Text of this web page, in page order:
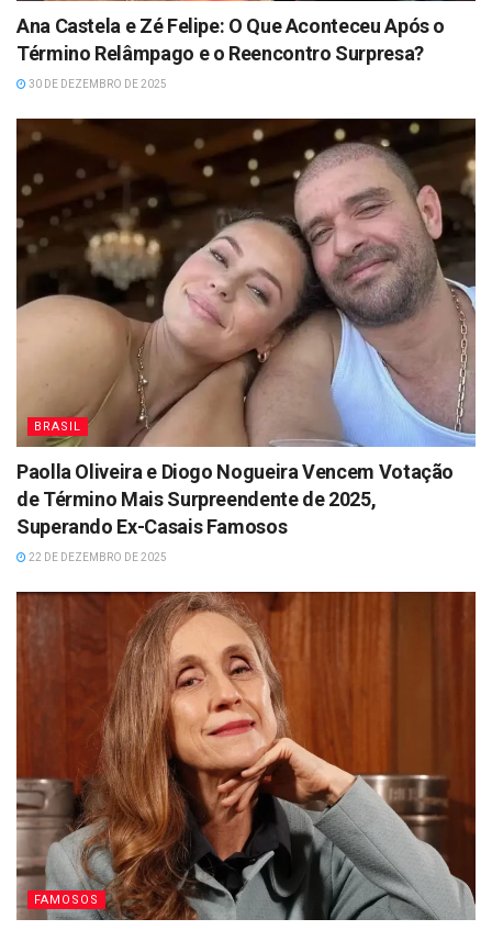
Ana Castela e Zé Felipe: O Que Aconteceu Após o
Término Relâmpago e o Reencontro Surpresa?
30 DE DEZEMBRO DE 2025
BRASIL
Paolla Oliveira e Diogo Nogueira Vencem Votação
de Término Mais Surpreendente de 2025,
Superando Ex-Casais Famosos
22 DE DEZEMBRO DE 2025
FAMOSOS